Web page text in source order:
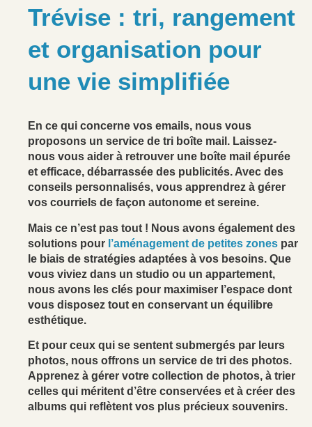
Trévise : tri, rangement
et organisation pour
une vie simplifiée
En ce qui concerne vos emails, nous vous
proposons un service de tri boîte mail. Laissez-
nous vous aider à retrouver une boîte mail épurée
et efficace, débarrassée des publicités. Avec des
conseils personnalisés, vous apprendrez à gérer
vos courriels de façon autonome et sereine.
Mais ce n’est pas tout ! Nous avons également des
solutions pour l’aménagement de petites zones par
le biais de stratégies adaptées à vos besoins. Que
vous viviez dans un studio ou un appartement,
nous avons les clés pour maximiser l’espace dont
vous disposez tout en conservant un équilibre
esthétique.
Et pour ceux qui se sentent submergés par leurs
photos, nous offrons un service de tri des photos.
Apprenez à gérer votre collection de photos, à trier
celles qui méritent d’être conservées et à créer des
albums qui reflètent vos plus précieux souvenirs.